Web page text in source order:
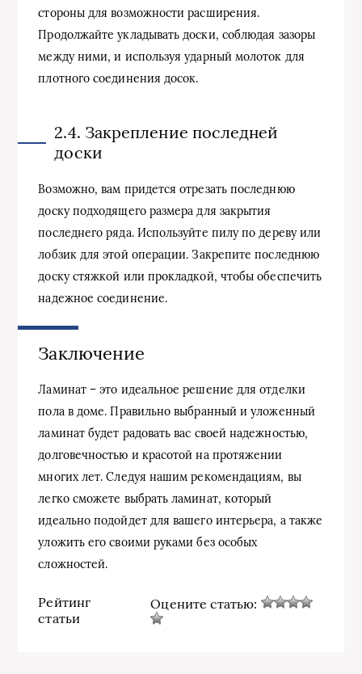
стороны для возможности расширения.
Продолжайте укладывать доски, соблюдая зазоры
между ними, и используя ударный молоток для
плотного соединения досок.
2.4. Закрепление последней
доски
Возможно, вам придется отрезать последнюю
доску подходящего размера для закрытия
последнего ряда. Используйте пилу по дереву или
лобзик для этой операции. Закрепите последнюю
доску стяжкой или прокладкой, чтобы обеспечить
надежное соединение.
Заключение
Ламинат – это идеальное решение для отделки
пола в доме. Правильно выбранный и уложенный
ламинат будет радовать вас своей надежностью,
долговечностью и красотой на протяжении
многих лет. Следуя нашим рекомендациям, вы
легко сможете выбрать ламинат, который
идеально подойдет для вашего интерьера, а также
уложить его своими руками без особых
сложностей.
Рейтинг
статьи
Оцените статью: